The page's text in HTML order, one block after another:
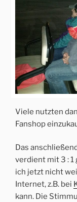
Viele nutzten
Fanshop
Das
verdient mit 3 : 1
ich jetzt nicht
Internet, z.B. bei
kann. Die